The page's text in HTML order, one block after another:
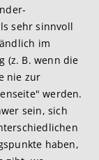
sehr sinnvoll
im
(z. B. wenn die
nie zur
werden.
sein, sich
haben,